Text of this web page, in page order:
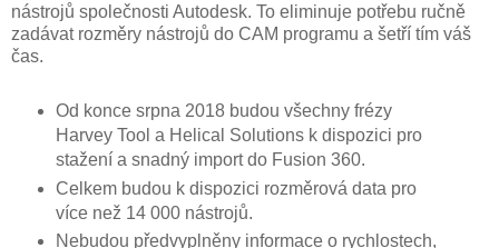
nástrojů společnosti Autodesk. To eliminuje potřebu ručně
zadávat rozměry nástrojů do CAM programu a šetří tím váš
čas.
Od konce srpna 2018 budou všechny frézy
Harvey Tool a Helical Solutions k dispozici pro
stažení a snadný import do Fusion 360.
Celkem budou k dispozici rozměrová data pro
více než 14 000 nástrojů.
Nebudou předvyplněny informace o rychlostech,